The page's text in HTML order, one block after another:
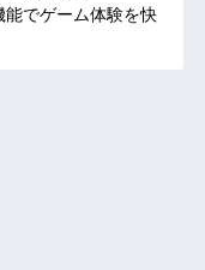
でゲーム体験を快